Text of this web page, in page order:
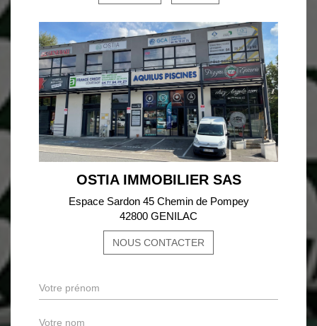
OSTIA IMMOBILIER SAS
Espace Sardon 45 Chemin de Pompey
42800 GENILAC
NOUS CONTACTER